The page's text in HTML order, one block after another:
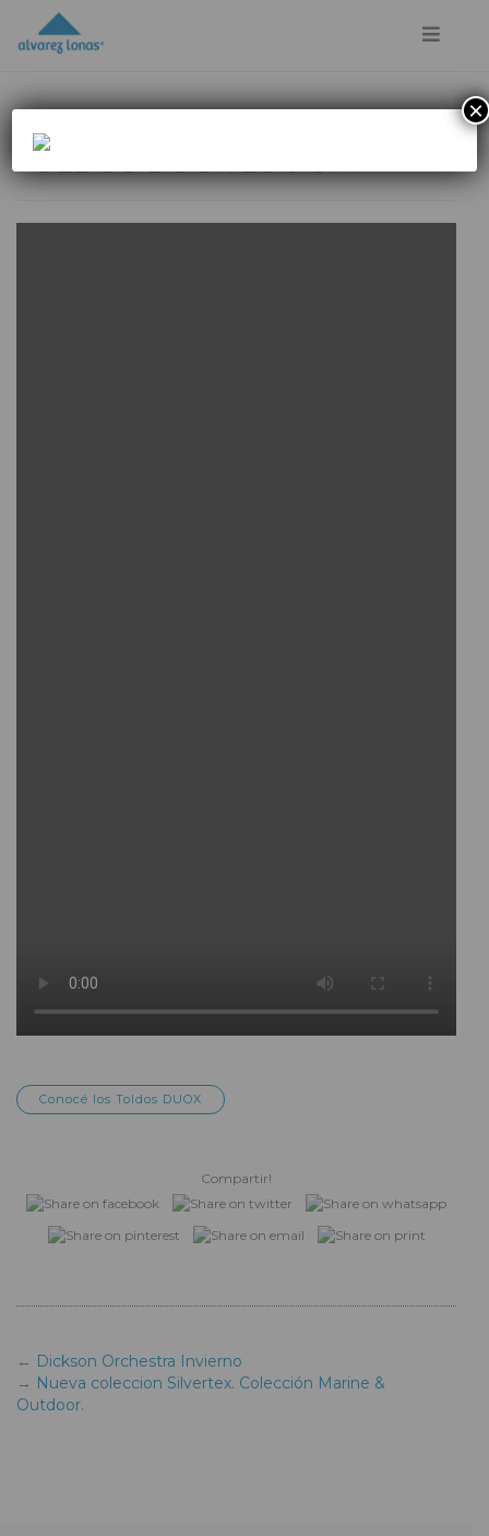
TOLDOS DUOX 25% OFF
Conocé los Toldos DUOX
Compartir!
Dickson Orchestra Invierno
Nueva coleccion Silvertex. Colección Marine &
Outdoor.
×